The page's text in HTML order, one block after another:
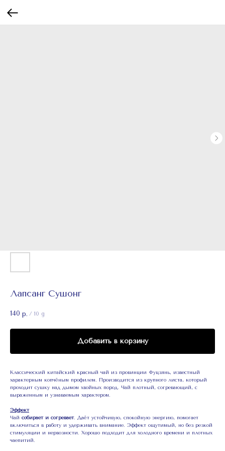
Лапсанг Сушонг
140 р. / 10 g
Добавить в корзину
Классический китайский красный чай из провинции Фуцзянь, известный
характерным копчёным профилем. Производится из крупного листа, который
проходит сушку над дымом хвойных пород. Чай плотный, согревающий, с
выраженным и узнаваемым характером.
Эффект
Чай собирает и согревает. Даёт устойчивую, спокойную энергию, помогает
включиться в работу и удерживать внимание. Эффект ощутимый, но без резкой
стимуляции и нервозности. Хорошо подходит для холодного времени и плотных
чаепитий.